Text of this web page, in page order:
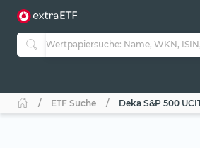
ETF-Guide 2.0
Guide Aktive ETFs
ETF-Sparpläne
ETF Suche Deka S&P 500